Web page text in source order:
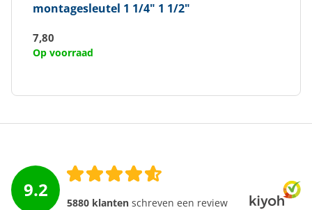
montagesleutel 1 1/4" 1 1/2"
7,80
Op voorraad
9.2
5880 klanten schreven een review